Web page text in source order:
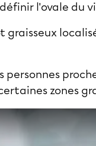
l'ovale du
zones